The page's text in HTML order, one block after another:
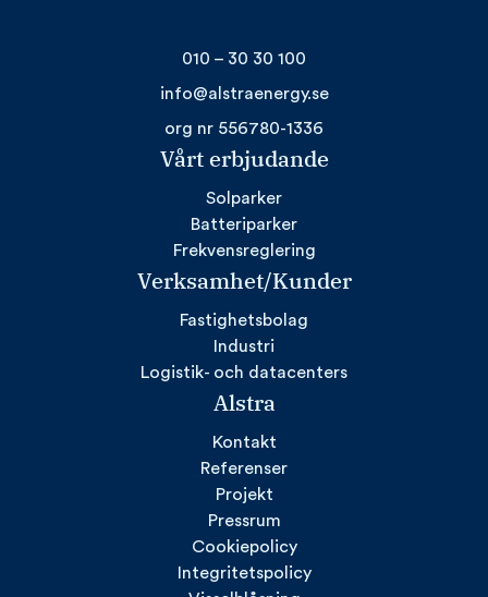
010 – 30 30 100
info@alstraenergy.se
org nr 556780-1336
Vårt erbjudande
Solparker
Batteriparker
Frekvensreglering
Verksamhet/Kunder
Fastighetsbolag
Industri
Logistik- och datacenters
Alstra
Kontakt
Referenser
Projekt
Pressrum
Cookiepolicy
Integritetspolicy